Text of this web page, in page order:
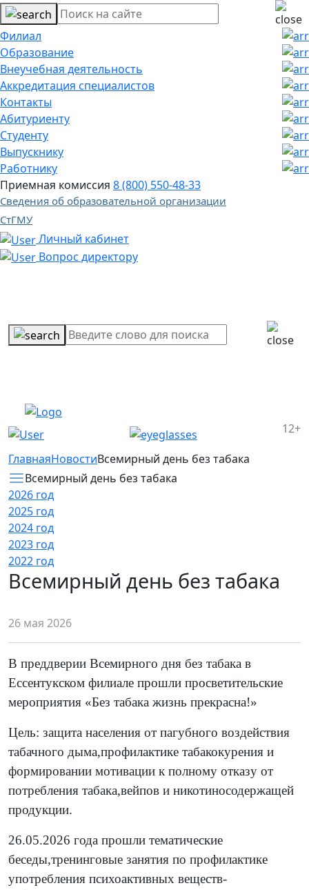
Филиал
Образование
Внеучебная деятельность
Аккредитация специалистов
Контакты
Абитуриенту
Студенту
Выпускнику
Работнику
Приемная комиссия 8 (800) 550-48-33
Сведения об образовательной организации
СтГМУ
Личный кабинет
Вопрос директору
12+
ГлавнаяНовостиВсемирный день без табака
Всемирный день без табака
2026 год
2025 год
2024 год
2023 год
2022 год
Всемирный день без табака
26 мая 2026
В преддверии Всемирного дня без табака в
Ессентукском филиале прошли просветительские
мероприятия «Без табака жизнь прекрасна!»
Цель: защита населения от пагубного воздействия
табачного дыма,профилактике табакокурения и
формировании мотивации к полному отказу от
потребления табака,вейпов и никотиносодержащей
продукции.
26.05.2026 года прошли тематические
беседы,тренинговые занятия по профилактике
употребления психоактивных веществ-